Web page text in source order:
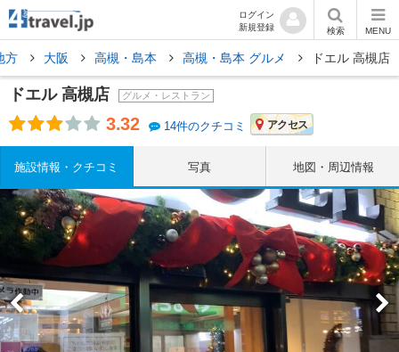
ログイン
新規登録
検索 MENU
方 大阪 高槻・島本 高槻・島本 グルメ ドエル 高槻店
ドエル 高槻店 グルメ・レストラン
3.32 14件のクチコミ アクセス
施設情報・クチコミ 写真 地図・周辺情報